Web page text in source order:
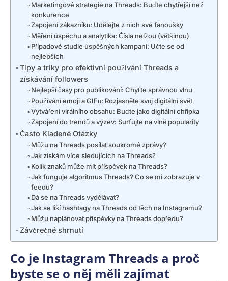
Marketingové strategie na Threads: Buďte chytřejší než
konkurence
Zapojení zákazníků: Udělejte z nich své fanoušky
Měření úspěchu a analytika: Čísla nelžou (většinou)
Případové studie úspěšných kampaní: Učte se od
nejlepších
Tipy a triky pro efektivní používání Threads a
získávání followers
Nejlepší časy pro publikování: Chyťte správnou vlnu
Používání emoji a GIFů: Rozjasněte svůj digitální svět
Vytváření virálního obsahu: Buďte jako digitální chřipka
Zapojení do trendů a výzev: Surfujte na vlně popularity
Často Kladené Otázky
Můžu na Threads posílat soukromé zprávy?
Jak získám více sledujících na Threads?
Kolik znaků může mít příspěvek na Threads?
Jak funguje algoritmus Threads? Co se mi zobrazuje v
feedu?
Dá se na Threads vydělávat?
Jak se liší hashtagy na Threads od těch na Instagramu?
Můžu naplánovat příspěvky na Threads dopředu?
Závěrečné shrnutí
Co je Instagram Threads a proč
byste se o něj měli zajímat